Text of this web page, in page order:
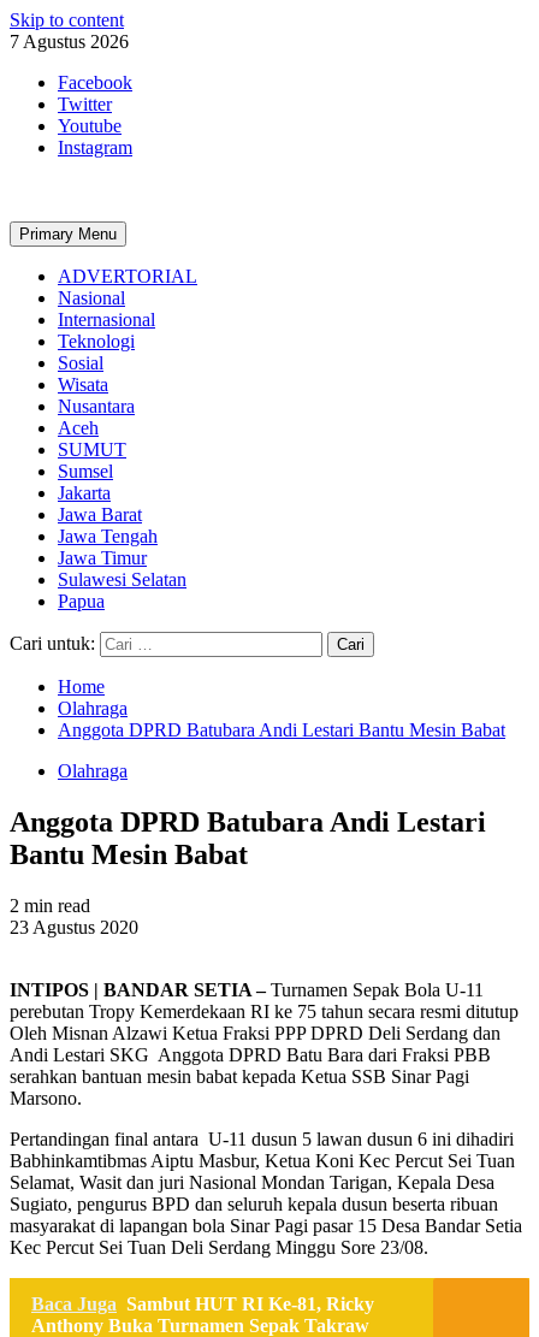
Skip to content
7 Agustus 2026
Facebook
Twitter
Youtube
Instagram
Primary Menu
ADVERTORIAL
Nasional
Internasional
Teknologi
Sosial
Wisata
Nusantara
Aceh
SUMUT
Sumsel
Jakarta
Jawa Barat
Jawa Tengah
Jawa Timur
Sulawesi Selatan
Papua
Cari untuk:
Home
Olahraga
Anggota DPRD Batubara Andi Lestari Bantu Mesin Babat
Olahraga
Anggota DPRD Batubara Andi Lestari
Bantu Mesin Babat
2 min read
23 Agustus 2020
INTIPOS | BANDAR SETIA –Turnamen Sepak Bola U-11
perebutan Tropy Kemerdekaan RI ke 75 tahun secara resmi ditutup
Oleh Misnan Alzawi Ketua Fraksi PPP DPRD Deli Serdang dan
Andi Lestari SKG Anggota DPRD Batu Bara dari Fraksi PBB
serahkan bantuan mesin babat kepada Ketua SSB Sinar Pagi
Marsono.
Pertandingan final antara U-11 dusun 5 lawan dusun 6 ini dihadiri
Babhinkamtibmas Aiptu Masbur, Ketua Koni Kec Percut Sei Tuan
Selamat, Wasit dan juri Nasional Mondan Tarigan, Kepala Desa
Sugiato, pengurus BPD dan seluruh kepala dusun beserta ribuan
masyarakat di lapangan bola Sinar Pagi pasar 15 Desa Bandar Setia
Kec Percut Sei Tuan Deli Serdang Minggu Sore 23/08.
Baca Juga Sambut HUT RI Ke-81, Ricky
Anthony Buka Turnamen Sepak Takraw